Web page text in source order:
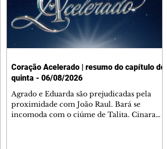
Coração Acelerado | resumo do capítulo de
quinta - 06/08/2026
Agrado e Eduarda são prejudicadas pela
proximidade com João Raul. Bará se
incomoda com o ciúme de Talita. Cinara